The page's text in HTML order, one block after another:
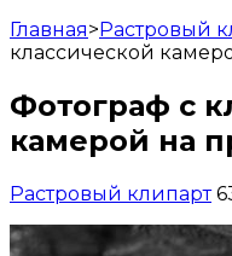
Главная>Растровый
классической
Фотограф с
камерой на
Растровый клипарт